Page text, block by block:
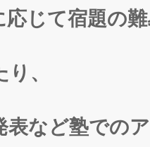
じて宿題の
、
表など塾での